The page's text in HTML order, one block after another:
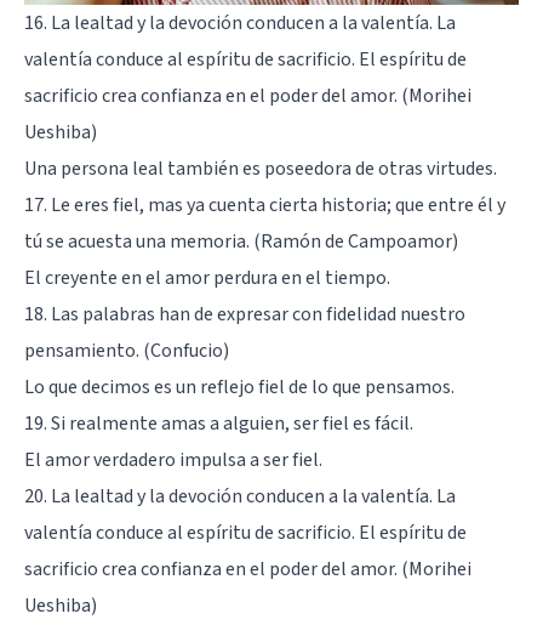
16. La lealtad y la devoción conducen a la valentía. La
valentía conduce al espíritu de sacrificio. El espíritu de
sacrificio crea confianza en el poder del amor. (Morihei
Ueshiba)
Una persona leal también es poseedora de otras virtudes.
17. Le eres fiel, mas ya cuenta cierta historia; que entre él y
tú se acuesta una memoria. (Ramón de Campoamor)
El creyente en el amor perdura en el tiempo.
18. Las palabras han de expresar con fidelidad nuestro
pensamiento. (Confucio)
Lo que decimos es un reflejo fiel de lo que pensamos.
19. Si realmente amas a alguien, ser fiel es fácil.
El amor verdadero impulsa a ser fiel.
20. La lealtad y la devoción conducen a la valentía. La
valentía conduce al espíritu de sacrificio. El espíritu de
sacrificio crea confianza en el poder del amor. (Morihei
Ueshiba)